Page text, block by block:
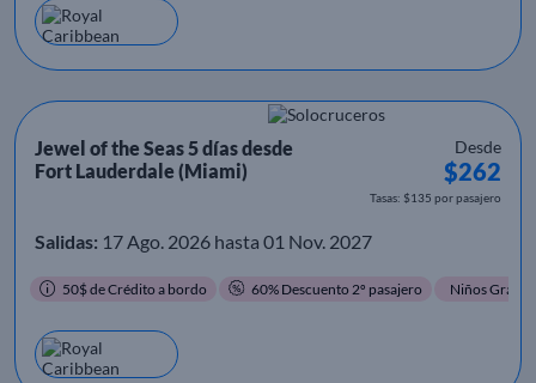
Jewel of the Seas 5 días desde
Fort Lauderdale (Miami)
Desde
$262
Tasas: $135 por pasajero
Salidas: 17 Ago. 2026 hasta 01 Nov. 2027
50$ de Crédito a bordo 60% Descuento 2º pasajero Niños Gratis